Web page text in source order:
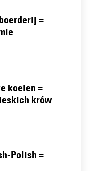
=
koeien =
krów
Polish =